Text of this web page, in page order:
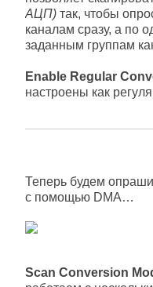
АЦП) так, чтобы
каналам сразу, а по
заданным группам
Enable Regular
настроены как
Теперь будем
с помощью DMA…
Scan Conversion